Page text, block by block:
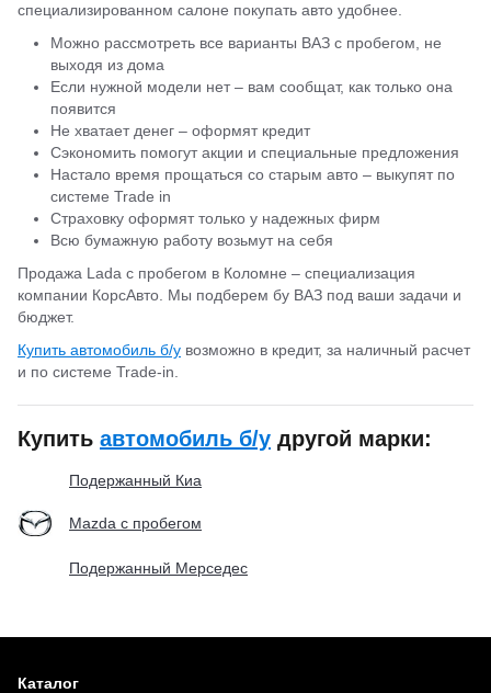
специализированном салоне покупать авто удобнее.
Можно рассмотреть все варианты ВАЗ с пробегом, не
выходя из дома
Если нужной модели нет – вам сообщат, как только она
появится
Не хватает денег – оформят кредит
Сэкономить помогут акции и специальные предложения
Настало время прощаться со старым авто – выкупят по
системе Trade in
Страховку оформят только у надежных фирм
Всю бумажную работу возьмут на себя
Продажа Lada с пробегом в Коломне – специализация
компании КорсАвто. Мы подберем бу ВАЗ под ваши задачи и
бюджет.
Купить автомобиль б/у возможно в кредит, за наличный расчет
и по системе Trade-in.
Купить автомобиль б/у другой марки:
Подержанный Киа
Mazda с пробегом
Подержанный Мерседес
Каталог